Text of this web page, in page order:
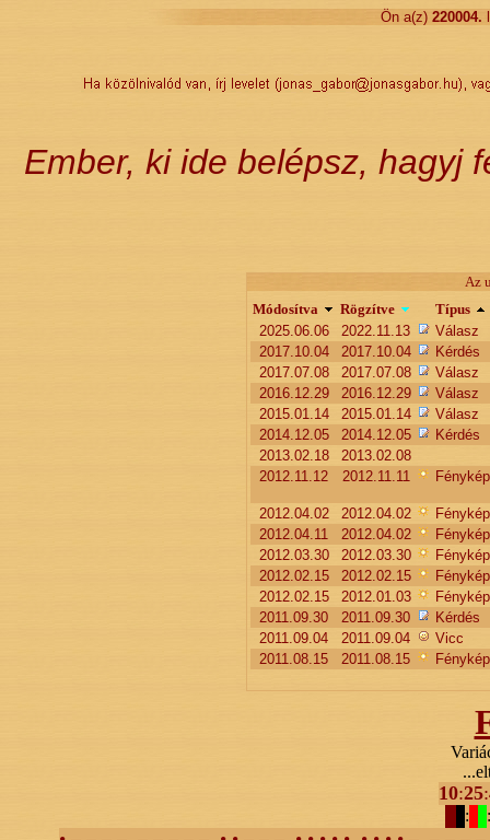
Ön a(z) 220004.
Ember, ki ide belépsz, hagyj
Az
Módosítva
Rögzítve
Típus
2025.06.06
2022.11.13
Válasz
2017.10.04
2017.10.04
Kérdés
2017.07.08
2017.07.08
Válasz
2016.12.29
2016.12.29
Válasz
2015.01.14
2015.01.14
Válasz
2014.12.05
2014.12.05
Kérdés
2013.02.18
2013.02.08
2012.11.12
2012.11.11 Fénykép
2012.04.02 2012.04.02
Fénykép
2012.04.11
2012.04.02
Fénykép
2012.03.30
2012.03.30
Fénykép
2012.02.15
2012.02.15
Fénykép
2012.02.15
2012.01.03
Fénykép
2011.09.30
2011.09.30
Kérdés
2011.09.04
2011.09.04
Vicc
2011.08.15
2011.08.15 Fénykép
10:25:
: :